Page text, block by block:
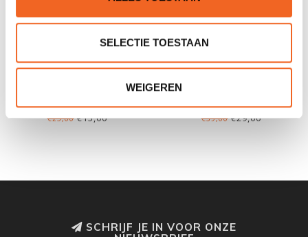
SELECTIE TOESTAAN
WEIGEREN
€25,00€15,00
KAJAK SPORT HANDPOMP,
€39,00€29,00
SCHRIJF JE IN VOOR ONZE